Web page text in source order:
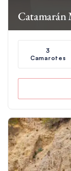
Catamarán
3
Camarotes